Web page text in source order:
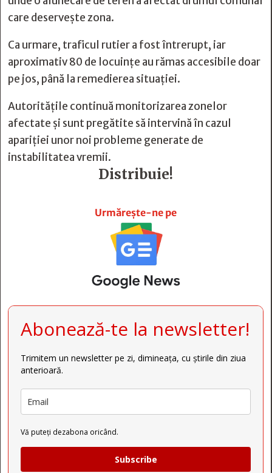
care deservește zona.
Ca urmare, traficul rutier a fost întrerupt, iar
aproximativ 80 de locuințe au rămas accesibile doar
pe jos, până la remedierea situației.
Autoritățile continuă monitorizarea zonelor
afectate și sunt pregătite să intervină în cazul
apariției unor noi probleme generate de
instabilitatea vremii.
Distribuie!
Urmărește-ne pe
Abonează-te la newsletter!
Trimitem un newsletter pe zi, dimineața, cu știrile din ziua
anterioară.
Vă puteți dezabona oricând.
Subscribe